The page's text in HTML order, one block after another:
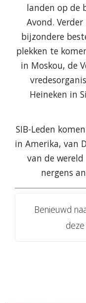
landen op de
Avond.
bijzondere
plekken te
in Moskou, de
Heineken in
SIB-Leden
in Amerika, van
van de
nergens
Benieuwd